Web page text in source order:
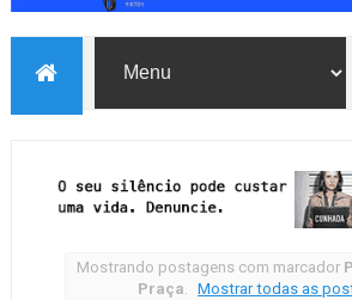
Mostrando postagens com marcador
Praça. Mostrar todas as